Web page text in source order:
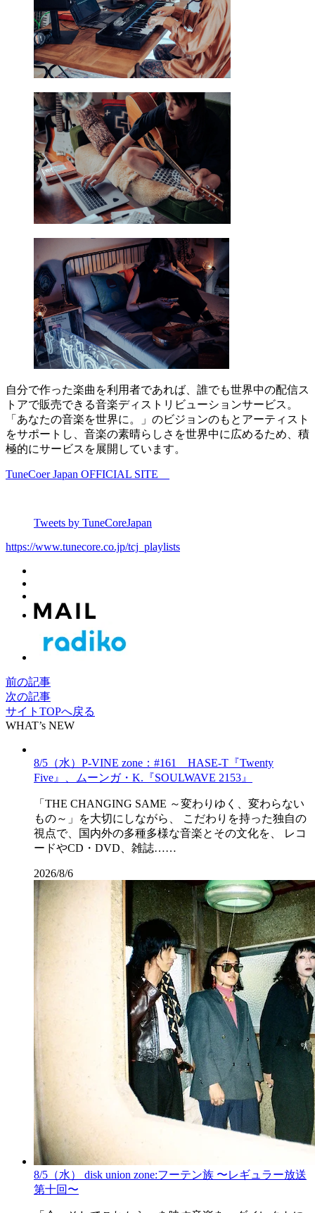
自分で作った楽曲を利用者であれば、誰でも世界中の配信ス
トアで販売できる音楽ディストリビューションサービス。
「あなたの音楽を世界に。」のビジョンのもとアーティスト
をサポートし、音楽の素晴らしさを世界中に広めるため、積
極的にサービスを展開しています。
TuneCoer Japan OFFICIAL SITE
Tweets by TuneCoreJapan
https://www.tunecore.co.jp/tcj_playlists
前の記事
次の記事
サイトTOPへ戻る
WHAT’s NEW
8/5（水）P-VINE zone：#161 HASE-T『Twenty
Five』、ムーンガ・K.『SOULWAVE 2153』
「THE CHANGING SAME ～変わりゆく、変わらない
もの～」を大切にしながら、 こだわりを持った独自の
視点で、国内外の多種多様な音楽とその文化を、 レコ
ードやCD・DVD、雑誌……
2026/8/6
8/5（水） disk union zone:フーテン族 〜レギュラー放送
第十回〜